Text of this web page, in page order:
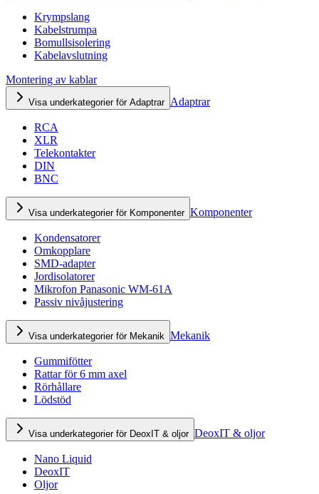
Krympslang
Kabelstrumpa
Bomullsisolering
Kabelavslutning
Montering av kablar
Visa underkategorier för Adaptrar Adaptrar
RCA
XLR
Telekontakter
DIN
BNC
Visa underkategorier för Komponenter Komponenter
Kondensatorer
Omkopplare
SMD-adapter
Jordisolatorer
Mikrofon Panasonic WM-61A
Passiv nivåjustering
Visa underkategorier för Mekanik Mekanik
Gummifötter
Rattar för 6 mm axel
Rörhållare
Lödstöd
Visa underkategorier för DeoxIT & oljor DeoxIT & oljor
Nano Liquid
DeoxIT
Oljor